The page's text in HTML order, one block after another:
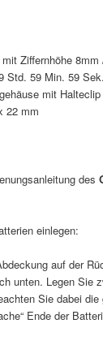
Ziffernhöhe 8mm
Std. 59 Min. 59
mit
22 mm
des
einlegen:
auf der
unten. Legen Sie
Sie dabei die
Ende der